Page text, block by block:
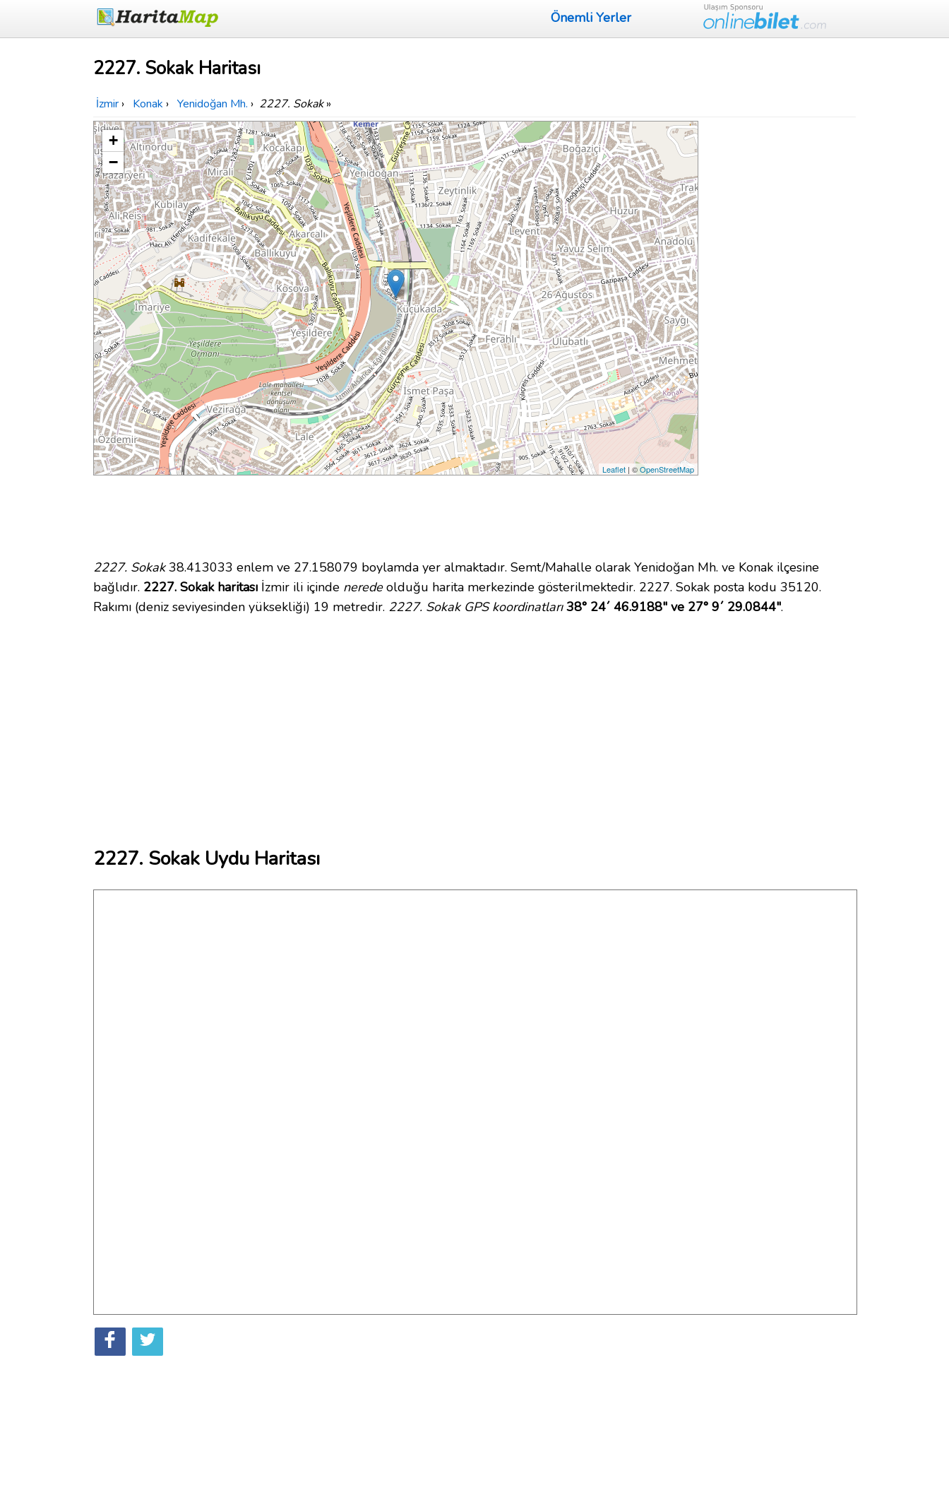
Önemli Yerler
2227. Sokak Haritası
İzmir › Konak › Yenidoğan Mh. › 2227. Sokak»
+
−
Leaflet | ©OpenStreetMap
2227. Sokak38.413033 enlem ve 27.158079 boylamda yer almaktadır. Semt/Mahalle olarak Yenidoğan Mh. ve Konak ilçesine
bağlıdır. 2227. Sokak haritası İzmir ili içinde neredeolduğu harita merkezinde gösterilmektedir. 2227. Sokak posta kodu 35120.
Rakımı (deniz seviyesinden yüksekliği) 19 metredir. 2227. Sokak GPS koordinatları 38° 24´ 46.9188" ve 27° 9´ 29.0844".
2227. Sokak Uydu Haritası